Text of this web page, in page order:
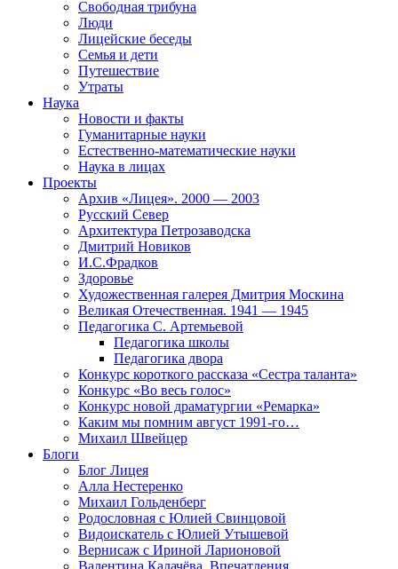
Свободная трибуна
Люди
Лицейские беседы
Семья и дети
Путешествие
Утраты
Наука
Новости и факты
Гуманитарные науки
Естественно-математические науки
Наука в лицах
Проекты
Архив «Лицея». 2000 — 2003
Русский Север
Архитектура Петрозаводска
Дмитрий Новиков
И.С.Фрадков
Здоровье
Художественная галерея Дмитрия Москина
Великая Отечественная. 1941 — 1945
Педагогика С. Артемьевой
Педагогика школы
Педагогика двора
Конкурс короткого рассказа «Сестра таланта»
Конкурс «Во весь голос»
Конкурс новой драматургии «Ремарка»
Каким мы помним август 1991-го…
Михаил Швейцер
Блоги
Блог Лицея
Алла Нестеренко
Михаил Гольденберг
Родословная с Юлией Свинцовой
Видоискатель с Юлией Утышевой
Вернисаж с Ириной Ларионовой